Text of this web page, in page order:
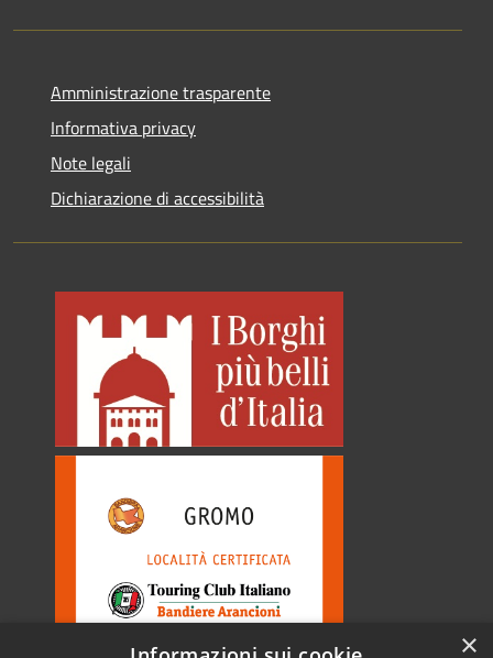
Amministrazione trasparente
Informativa privacy
Note legali
Dichiarazione di accessibilità
×